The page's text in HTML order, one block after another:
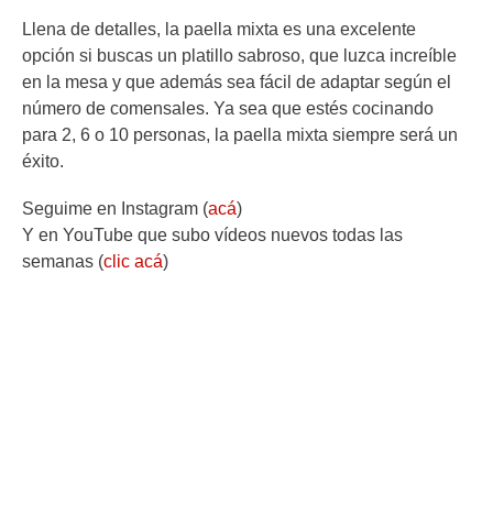
Llena de detalles, la paella mixta es una excelente
opción si buscas un platillo sabroso, que luzca increíble
en la mesa y que además sea fácil de adaptar según el
número de comensales. Ya sea que estés cocinando
para 2, 6 o 10 personas, la paella mixta siempre será un
éxito.
Seguime en Instagram (acá)
Y en YouTube que subo vídeos nuevos todas las
semanas (clic acá)